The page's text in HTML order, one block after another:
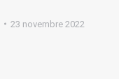
23 novembre 2022